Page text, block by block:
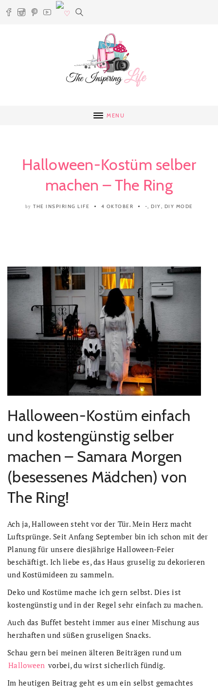
MENU
Halloween-Kostüm selber
machen – The Ring
by THE INSPIRING LIFE 4 OKTOBER -, DIY, DIY MODE
Halloween-Kostüm einfach
und kostengünstig selber
machen – Samara Morgen
(besessenes Mädchen) von
The Ring!
Ach ja, Halloween steht vor der Tür. Mein Herz macht
Luftsprünge. Seit Anfang September bin ich schon mit der
Planung für unsere diesjährige Halloween-Feier
beschäftigt. Ich liebe es, das Haus gruselig zu dekorieren
und Kostümideen zu sammeln.
Deko und Kostüme mache ich gern selbst. Dies ist
kostengünstig und in der Regel sehr einfach zu machen.
Auch das Buffet besteht immer aus einer Mischung aus
herzhaften und süßen gruseligen Snacks.
Schau gern bei meinen älteren Beiträgen rund um
Halloween vorbei, du wirst sicherlich fündig.
Im heutigen Beitrag geht es um ein selbst gemachtes